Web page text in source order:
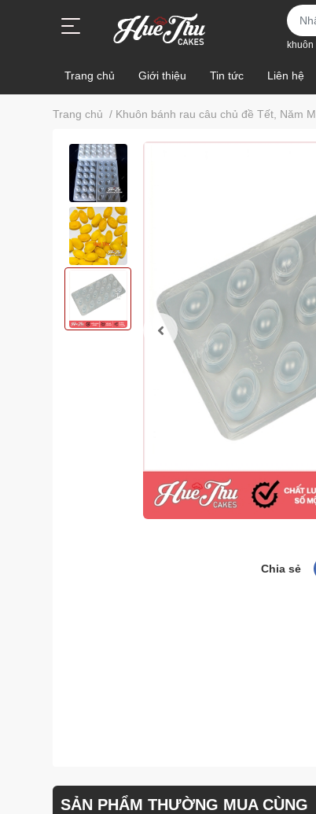
Trang chủ Giới thiệu Tin tức Liên hệ
Trang chủ / Khuôn bánh rau câu chủ đề Tết, Năm
Chia sẻ
SẢN PHẨM THƯỜNG MUA CÙNG